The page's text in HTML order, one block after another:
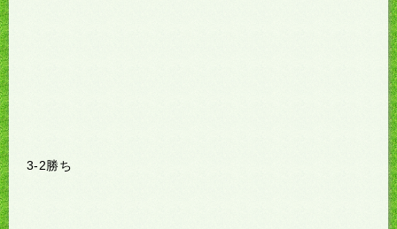
3-2勝ち